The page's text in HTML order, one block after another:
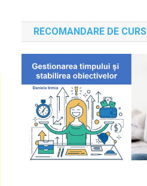
RECOMANDARE DE CURS